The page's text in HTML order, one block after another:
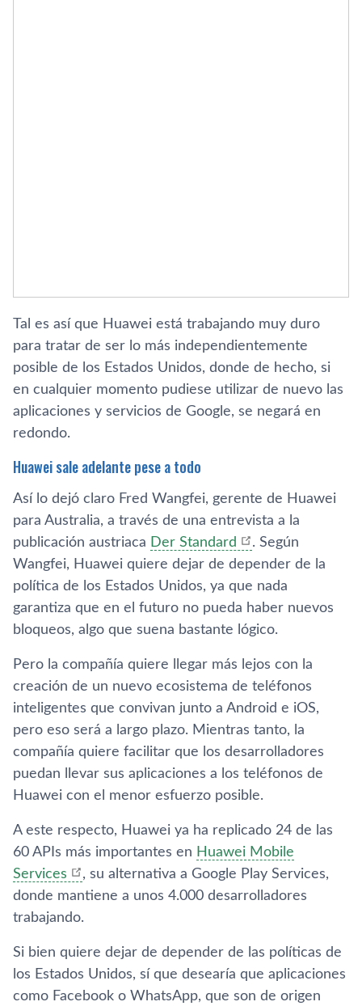
Tal es así que Huawei está trabajando muy duro
para tratar de ser lo más independientemente
posible de los Estados Unidos, donde de hecho, si
en cualquier momento pudiese utilizar de nuevo las
aplicaciones y servicios de Google, se negará en
redondo.
Huawei sale adelante pese a todo
Así lo dejó claro Fred Wangfei, gerente de Huawei
para Australia, a través de una entrevista a la
publicación austriaca Der Standard
. Según
Wangfei, Huawei quiere dejar de depender de la
política de los Estados Unidos, ya que nada
garantiza que en el futuro no pueda haber nuevos
bloqueos, algo que suena bastante lógico.
Pero la compañía quiere llegar más lejos con la
creación de un nuevo ecosistema de teléfonos
inteligentes que convivan junto a Android e iOS,
pero eso será a largo plazo. Mientras tanto, la
compañía quiere facilitar que los desarrolladores
puedan llevar sus aplicaciones a los teléfonos de
Huawei con el menor esfuerzo posible.
A este respecto, Huawei ya ha replicado 24 de las
60 APIs más importantes en Huawei Mobile
Services
, su alternativa a Google Play Services,
donde mantiene a unos 4.000 desarrolladores
trabajando.
Si bien quiere dejar de depender de las políticas de
los Estados Unidos, sí que desearía que aplicaciones
como Facebook o WhatsApp, que son de origen